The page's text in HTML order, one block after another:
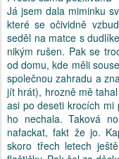
Já jsem dala miminku
které se očividně
seděl na matce s
nikým rušen. Pak se
od domu, kde měli
společnou zahradu a
jít hrát), hrozně mě
asi po deseti krocích mi
ho nechala. Taková
nafackat, fakt že jo.
skoro třech letech